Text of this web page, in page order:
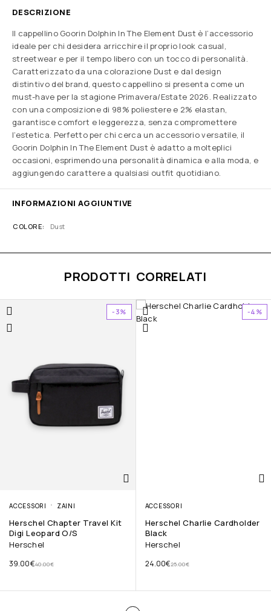
DESCRIZIONE
Il cappellino Goorin Dolphin In The Element Dust è l’accessorio
ideale per chi desidera arricchire il proprio look casual,
streetwear e per il tempo libero con un tocco di personalità.
Caratterizzato da una colorazione Dust e dal design
distintivo del brand, questo cappellino si presenta come un
must-have per la stagione Primavera/Estate 2026. Realizzato
con una composizione di 98% poliestere e 2% elastan,
garantisce comfort e leggerezza, senza compromettere
l’estetica. Perfetto per chi cerca un accessorio versatile, il
Goorin Dolphin In The Element Dust è adatto a molteplici
occasioni, esprimendo una personalità dinamica e alla moda, e
aggiungendo carattere a qualsiasi outfit quotidiano.
INFORMAZIONI AGGIUNTIVE
COLORE Dust
PRODOTTI CORRELATI
-3%
ACCESSORI ZAINI
Herschel Chapter Travel Kit
Digi Leopard O/S
Herschel
40.00€
39.00€
-4%
ACCESSORI
Herschel Charlie Cardholder
Black
Herschel
25.00€
24.00€